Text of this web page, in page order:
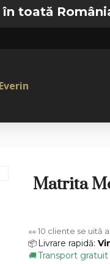
România —🚚
Matrita
👀10 cliente se uită
📦 Livrare rapidă:
🚚Transport